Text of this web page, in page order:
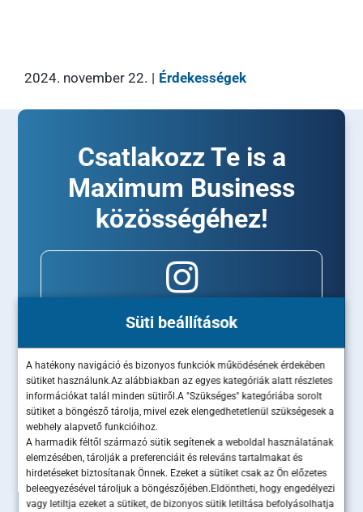
Süti beállítások
A hatékony navigáció és bizonyos funkciók működésének érdekében
sütiket használunk.Az alábbiakban az egyes kategóriák alatt részletes
információkat talál minden sütiről.A "Szükséges" kategóriába sorolt
sütiket a böngésző tárolja, mivel ezek elengedhetetlenül szükségesek a
webhely alapvető funkcióihoz.
A harmadik féltől származó sütik segítenek a weboldal használatának
elemzésében, tárolják a preferenciáit és releváns tartalmakat és
hirdetéseket biztosítanak Önnek. Ezeket a sütiket csak az Ön előzetes
beleegyezésével tároljuk a böngészőjében.Eldöntheti, hogy engedélyezi
vagy letiltja ezeket a sütiket, de bizonyos sütik letiltása befolyásolhatja
2024. november 22. | Érdekességek
Csatlakozz Te is a
Maximum Business
közösségéhez!